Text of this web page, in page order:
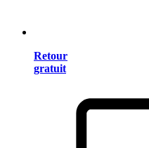
Retour
gratuit